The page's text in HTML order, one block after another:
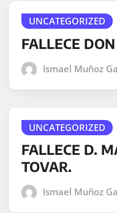
UNCATEGORIZED
FALLECE
Ismael Muñoz
UNCATEGORIZED
FALLECE D.
TOVAR.
Ismael Muñoz